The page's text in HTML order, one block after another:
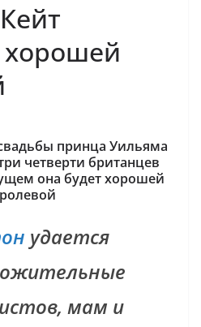
принца Уильяма
четверти британцев
она будет хорошей
удается
мам и